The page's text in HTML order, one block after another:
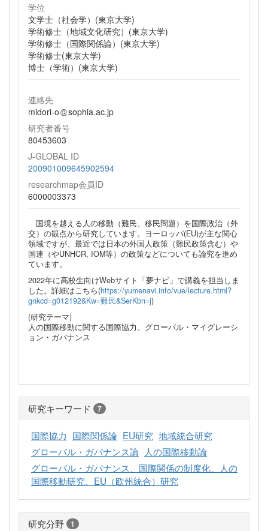
学位
文学士（社会学）(東京大学)
学術修士（地域文化研究）(東京大学)
学術修士（国際関係論）(東京大学)
学術修士(東京大学)
博士（学術）(東京大学)
連絡先
midori-o
sophia.ac.jp
研究者番号
80453603
J-GLOBAL ID
200901009645902594
researchmap会員ID
6000003373
国境を越える人の移動（難民、移民問題）を国際政治（外
交）の観点から研究しています。ヨーロッパ(EU)が主な関心
領域ですが、最近では日本の外国人政策（難民政策含む）や
国連（やUNHCR, IOM等）の政策などについても論究を進め
ています。
2022年に高校生向けWebサイト「夢ナビ」で講義を担当しま
した。詳細はこちら(https://yumenavi.info/vue/lecture.html?
gnkcd=g012192&Kw=難民&SerKbn=j)
(研究テーマ)
人の国際移動に関する国際協力、グローバル・マイグレーシ
ョン・ガバナンス
研究キーワード 7
国際協力 国際関係論 EU研究 地域統合研究
グローバル・ガバナンス論 人の国際移動論
グローバル・ガバナンス、国際関係の制度化、人の
国際移動研究、EU（欧州統合）研究
研究分野 1